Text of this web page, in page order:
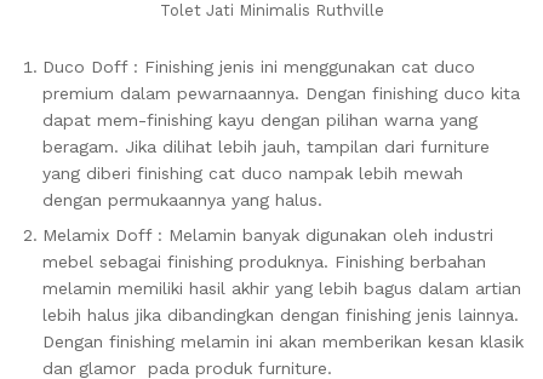
Tolet Jati Minimalis Ruthville
Duco Doff : Finishing jenis ini menggunakan cat duco
premium dalam pewarnaannya. Dengan finishing duco kita
dapat mem-finishing kayu dengan pilihan warna yang
beragam. Jika dilihat lebih jauh, tampilan dari furniture
yang diberi finishing cat duco nampak lebih mewah
dengan permukaannya yang halus.
Melamix Doff : Melamin banyak digunakan oleh industri
mebel sebagai finishing produknya. Finishing berbahan
melamin memiliki hasil akhir yang lebih bagus dalam artian
lebih halus jika dibandingkan dengan finishing jenis lainnya.
Dengan finishing melamin ini akan memberikan kesan klasik
dan glamor pada produk furniture.